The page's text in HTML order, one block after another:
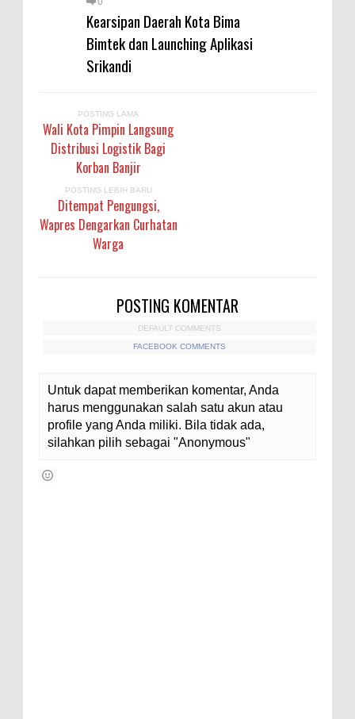
Kearsipan Daerah Kota Bima
Bimtek dan Launching Aplikasi
Srikandi
POSTING LAMA
Wali Kota Pimpin Langsung
Distribusi Logistik Bagi
Korban Banjir
POSTING LEBIH BARU
Ditempat Pengungsi,
Wapres Dengarkan Curhatan
Warga
POSTING KOMENTAR
DEFAULT COMMENTS
FACEBOOK COMMENTS
Untuk dapat memberikan komentar, Anda
harus menggunakan salah satu akun atau
profile yang Anda miliki. Bila tidak ada,
silahkan pilih sebagai "Anonymous"